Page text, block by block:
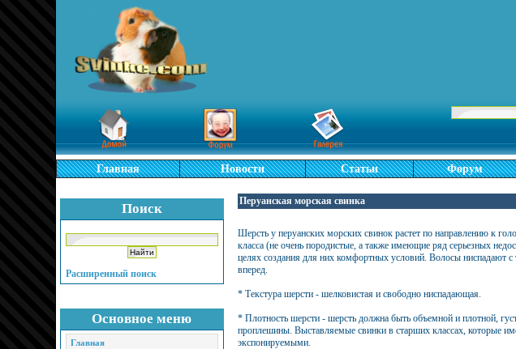
Главная Новости Статьи Форум
Поиск
Расширенный поиск
Основное меню
Главная
Перуанская морская свинка
Шерсть у перуанских морских свинок растет по направлению к
класса (не очень породистые, а также имеющие ряд серьезных
целях создания для них комфортных условий. Волосы ниспадают
вперед.
* Текстура шерсти - шелковистая и свободно ниспадающая.
* Плотность шерсти - шерсть должна быть объемной и плотной,
проплешины. Выставляемые свинки в старших классах, которые
экспонируемыми.